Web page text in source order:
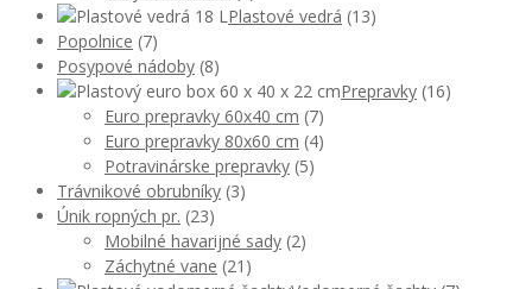
Plastové vedrá (13)
Popolnice (7)
Posypové nádoby (8)
Prepravky (16)
Euro prepravky 60x40 cm (7)
Euro prepravky 80x60 cm (4)
Potravinárske prepravky (5)
Trávnikové obrubníky (3)
Únik ropných pr. (23)
Mobilné havarijné sady (2)
Záchytné vane (21)